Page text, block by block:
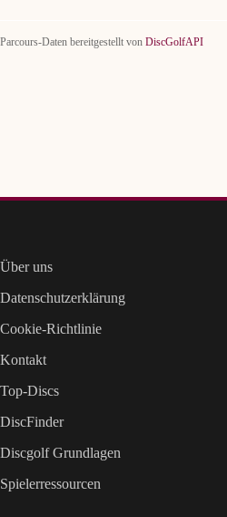
Parcours-Daten bereitgestellt von DiscGolfAPI
Über uns
Datenschutzerklärung
Cookie-Richtlinie
Kontakt
Top-Discs
DiscFinder
Discgolf Grundlagen
Spielerressourcen